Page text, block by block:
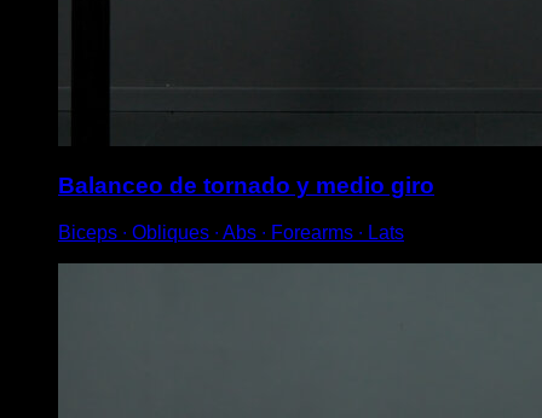
Balanceo de tornado y medio giro
Biceps ∙ Obliques ∙ Abs ∙ Forearms ∙ Lats